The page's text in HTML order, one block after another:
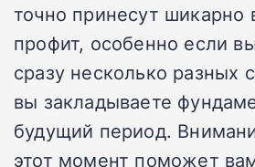
точно принесут шикарно
профит, особенно если
сразу несколько разных
вы закладываете
будущий период.
этот момент поможет